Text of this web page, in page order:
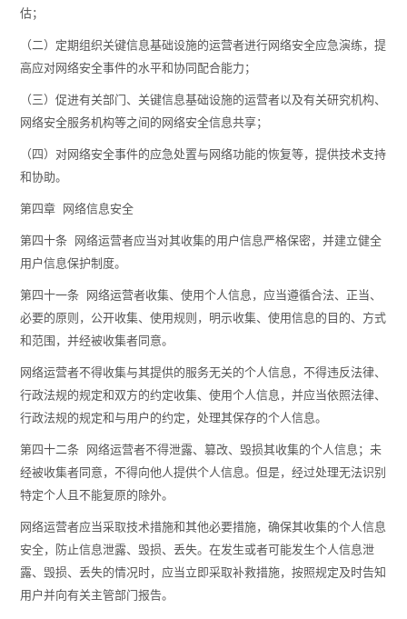
估；
（二）定期组织关键信息基础设施的运营者进行网络安全应急演练，提
高应对网络安全事件的水平和协同配合能力；
（三）促进有关部门、关键信息基础设施的运营者以及有关研究机构、
网络安全服务机构等之间的网络安全信息共享；
（四）对网络安全事件的应急处置与网络功能的恢复等，提供技术支持
和协助。
第四章 网络信息安全
第四十条 网络运营者应当对其收集的用户信息严格保密，并建立健全
用户信息保护制度。
第四十一条 网络运营者收集、使用个人信息，应当遵循合法、正当、
必要的原则，公开收集、使用规则，明示收集、使用信息的目的、方式
和范围，并经被收集者同意。
网络运营者不得收集与其提供的服务无关的个人信息，不得违反法律、
行政法规的规定和双方的约定收集、使用个人信息，并应当依照法律、
行政法规的规定和与用户的约定，处理其保存的个人信息。
第四十二条 网络运营者不得泄露、篡改、毁损其收集的个人信息；未
经被收集者同意，不得向他人提供个人信息。但是，经过处理无法识别
特定个人且不能复原的除外。
网络运营者应当采取技术措施和其他必要措施，确保其收集的个人信息
安全，防止信息泄露、毁损、丢失。在发生或者可能发生个人信息泄
露、毁损、丢失的情况时，应当立即采取补救措施，按照规定及时告知
用户并向有关主管部门报告。